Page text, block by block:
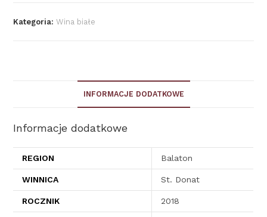
Kategoria:Wina białe
INFORMACJE DODATKOWE
Informacje dodatkowe
REGION Balaton
WINNICA St. Donat
ROCZNIK 2018